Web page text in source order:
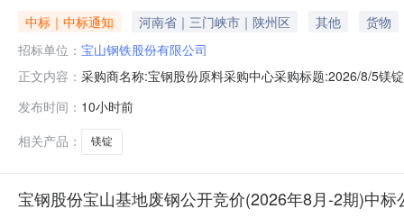
中标｜中标通知 河南省｜三门峡市｜陕州区 其他
货物
招标单位： 宝山钢铁股份有限公司
正文内容： 采购商名称:宝钢股份原料采购中心采购标题:2026/8/5镁
发布时间： 10小时前
相关产品：
镁锭
宝钢股份宝山基地废钢公开竞价(2026年8月-2期)中标